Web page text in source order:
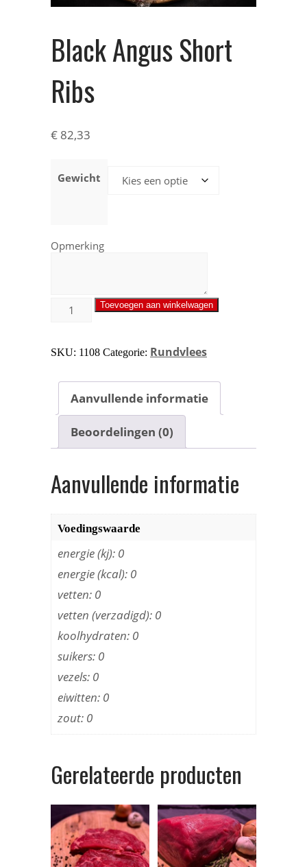
Black Angus Short
Ribs
€ 82,33
Gewicht
Opmerking
Toevoegen aan winkelwagen
SKU: 1108 Categorie: Rundvlees
Aanvullende informatie
Beoordelingen (0)
Aanvullende informatie
Voedingswaarde
energie (kj): 0
energie (kcal): 0
vetten: 0
vetten (verzadigd): 0
koolhydraten: 0
suikers: 0
vezels: 0
eiwitten: 0
zout: 0
Gerelateerde producten